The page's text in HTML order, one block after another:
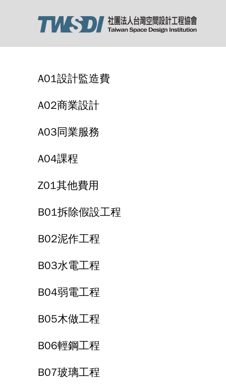
A01設計監造費
A02商業設計
A03同業服務
A04課程
Z01其他費用
B01拆除假設工程
B02泥作工程
B03水電工程
B04弱電工程
B05木做工程
B06輕鋼工程
B07玻璃工程